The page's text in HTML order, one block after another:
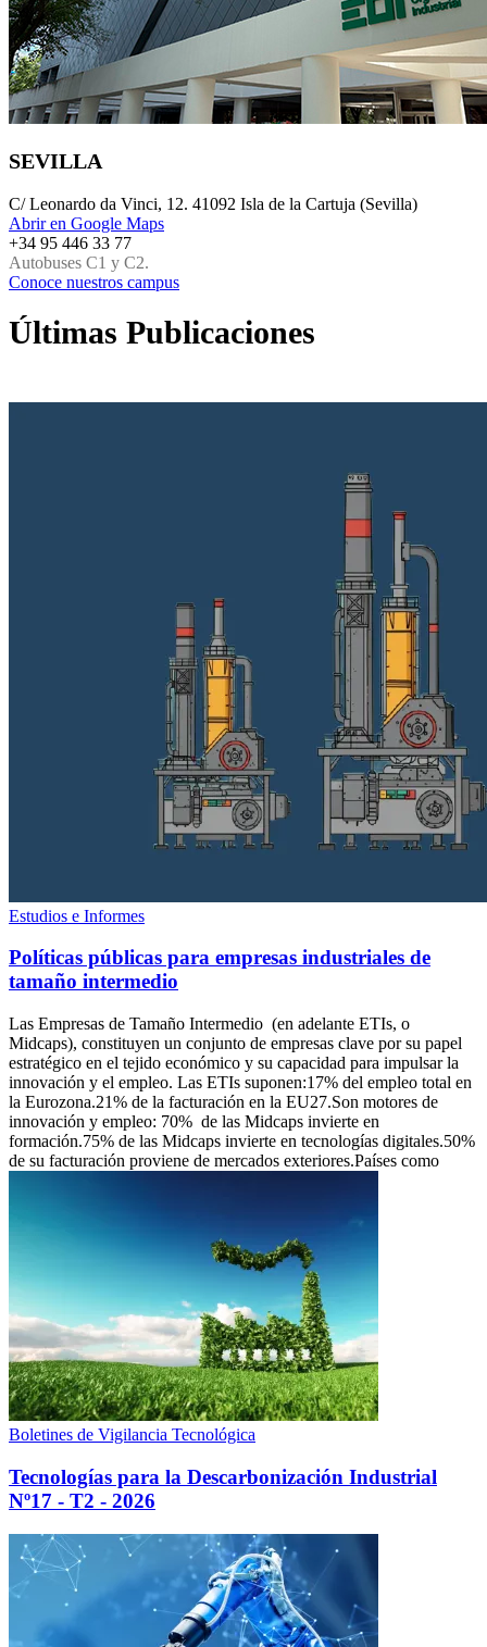
SEVILLA
C/ Leonardo da Vinci, 12. 41092 Isla de la Cartuja (Sevilla)
Abrir en Google Maps
+34 95 446 33 77
Autobuses C1 y C2.
Conoce nuestros campus
Últimas Publicaciones
Estudios e Informes
Políticas públicas para empresas industriales de
tamaño intermedio
Las Empresas de Tamaño Intermedio (en adelante ETIs, o
Midcaps), constituyen un conjunto de empresas clave por su papel
estratégico en el tejido económico y su capacidad para impulsar la
innovación y el empleo. Las ETIs suponen:17% del empleo total en
la Eurozona.21% de la facturación en la EU27.Son motores de
innovación y empleo: 70% de las Midcaps invierte en
formación.75% de las Midcaps invierte en tecnologías digitales.50%
de su facturación proviene de mercados exteriores.Países como
Boletines de Vigilancia Tecnológica
Tecnologías para la Descarbonización Industrial
Nº17 - T2 - 2026